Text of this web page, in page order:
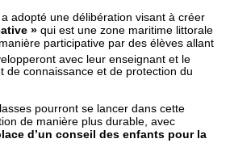
adopté une délibération visant à créer
» qui est une zone maritime littorale
participative par des élèves allant
avec leur enseignant et le
de connaissance et de protection du
pourront se lancer dans cette
de manière plus durable, avec
d’un conseil des enfants pour la